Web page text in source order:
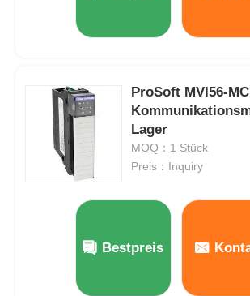
Yokogawa Stardom PLC
Hima Safety Plc
Foxboro PLC
ProSoft MVI56-
Lager
MOQ：1 Stück
Preis：Inquiry
Bestpreis